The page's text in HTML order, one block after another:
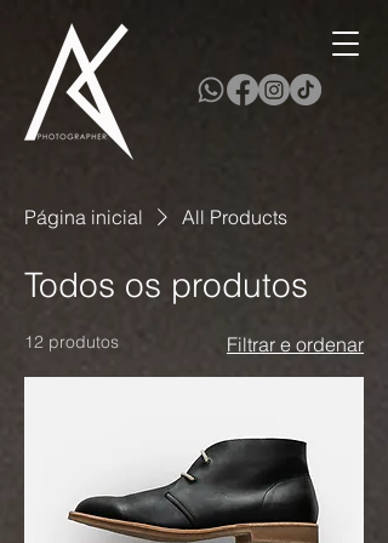
Página inicial All Products
Todos os produtos
12 produtos Filtrar e ordenar